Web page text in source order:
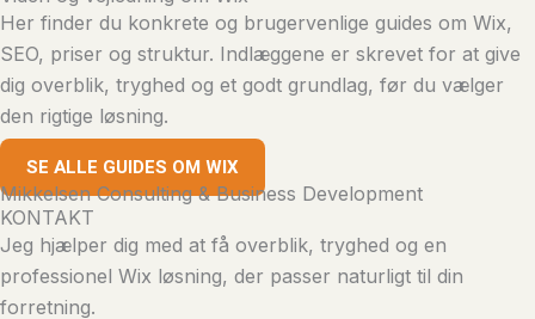
Her finder du konkrete og brugervenlige guides om Wix,
SEO, priser og struktur. Indlæggene er skrevet for at give
dig overblik, tryghed og et godt grundlag, før du vælger
den rigtige løsning.
SE ALLE GUIDES OM WIX
Mikkelsen Consulting & Business Development
KONTAKT
Jeg hjælper dig med at få overblik, tryghed og en
professionel Wix løsning, der passer naturligt til din
forretning.